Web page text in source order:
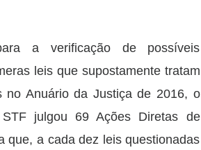
a verificação de possíveis
leis que supostamente tratam
no Anuário da Justiça de 2016, o
julgou 69 Ações Diretas de
que, a cada dez leis questionadas